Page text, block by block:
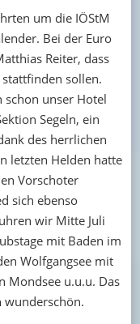
um die IÖStM
Bei der Euro
Reiter, dass
sollen.
unser Hotel
Segeln, ein
des herrlichen
letzten Helden hatte
Vorschoter
sich ebenso
wir Mitte Juli
mit Baden im
Wolfgangsee mit
Mondsee u.u.u. Das
wunderschön.